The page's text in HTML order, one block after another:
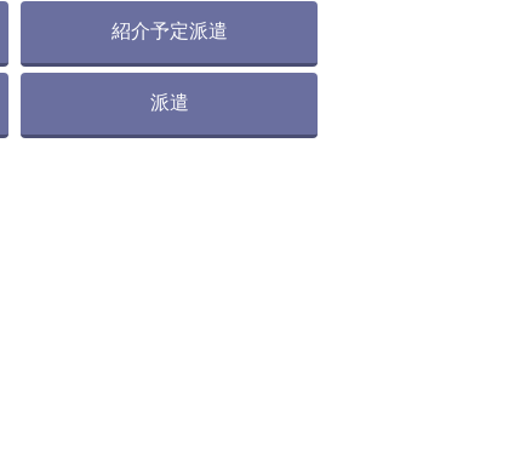
紹介予定派遣
派遣